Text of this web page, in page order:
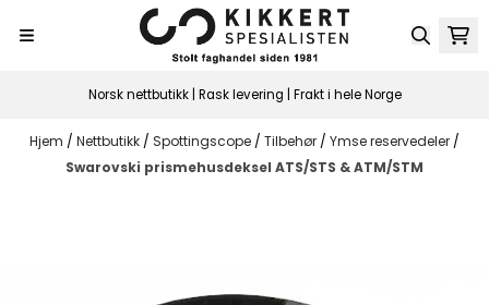
Norsk nettbutikk | Rask levering | Frakt i hele Norge
Hjem / Nettbutikk / Spottingscope / Tilbehør / Ymse reservedeler /
Swarovski prismehusdeksel ATS/STS & ATM/STM